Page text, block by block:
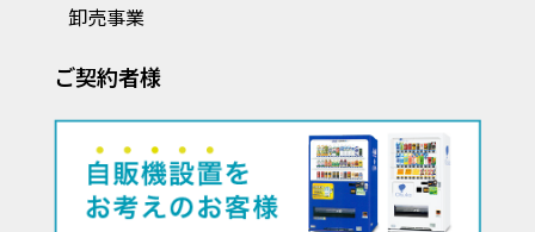
卸売事業
ご契約者様